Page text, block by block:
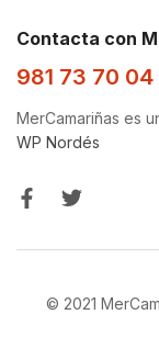
Contacta con
981 73 70 04
MerCamariñas es
WP Nordés
© 2021